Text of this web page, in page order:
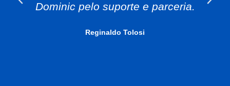
Dominic pelo suporte e parceria.
Reginaldo Tolosi